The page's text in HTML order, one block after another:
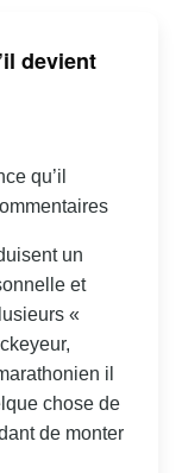
devient
qu’il
un
et
«
il
chose de
de monter